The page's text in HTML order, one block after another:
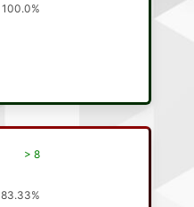
100.0%
> 8
83.33%